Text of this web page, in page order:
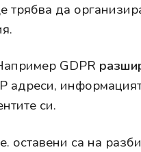
да
GDPR
си.
оставени са на